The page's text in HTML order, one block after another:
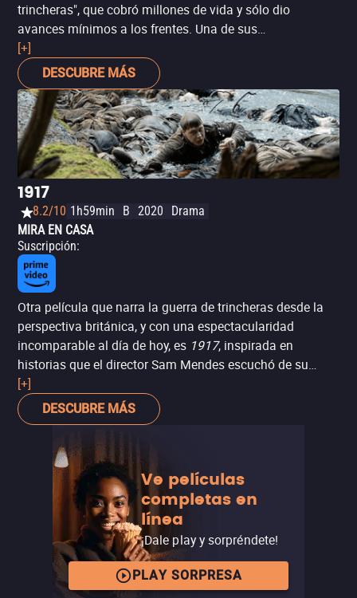
trincheras", que cobró millones de vida y sólo dio
avances mínimos a los frentes. Una de sus
representaciones más alentadoras está en la
películaFinal del viaje Journey's End
obra homónima de 1928 escrita por R. C. Sherriff, quien
peleó en la guerra. En ella, un joven (Asa Butterfield) se
une al ejército para intentar salvar a un viejo amigo (Sam
Claflin, deLos juegos del hambre). La película retrata de
forma fidedigna la experiencia de las trincheras: la
amenaza y el sentimiento de inminente perdición, la
espera constante, la desolación, pero sin apagar la luz de
esperanza en la hermandad de sus personajes.
[+]
DESCUBRE MÁS
1917
8.2/10 1h59min B 2020
Drama
MIRA EN CASA
Suscripción:
Otra película que narra la guerra de trincheras desde la
perspectiva británica, y con una espectacularidad
incomparable al día de hoy, es 1917, inspirada en
historias que el director Sam Mendes escuchó de su
abuelo sobre su participación en la guerra. Lo hace con
un sentido de urgencia, en el contexto de una batalla real
de la Primera Guerra Mundial: la retirada alemana
una emboscada, y dos jóvenes soldados británicos
deben correr por tierra de nadie para entregar el mensaje
que podría salvar a sus compatriotas de emprender una
ofensiva y caer en la trampa.
[+]
DESCUBRE MÁS
Ve películas
completas en
línea
¡Dale play y sorpréndete!
PLAY SORPRESA